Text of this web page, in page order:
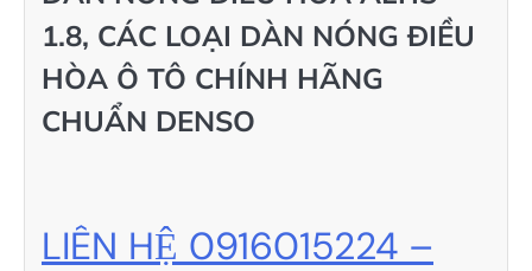
1.8, CÁC LOẠI DÀN NÓNG ĐIỀU
HÒA Ô TÔ CHÍNH HÃNG
CHUẨN DENSO
LIÊN HỆ 0916015224 –